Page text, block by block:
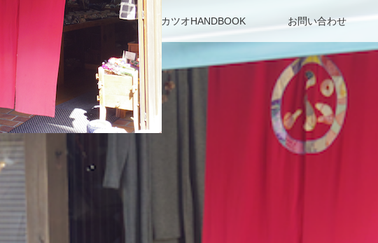
アクセス・駐車場 カツオHANDBOOK お問い合わせ